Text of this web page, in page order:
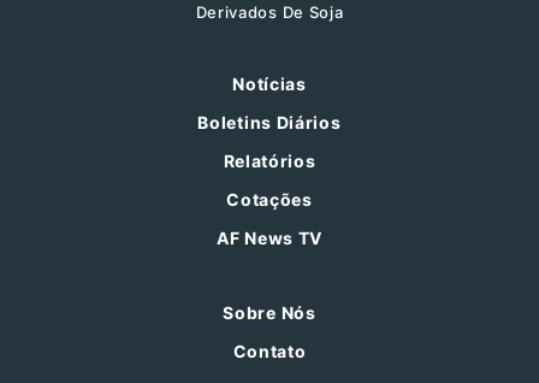
Derivados De Soja
Notícias
Boletins Diários
Relatórios
Cotações
AF News TV
Sobre Nós
Contato